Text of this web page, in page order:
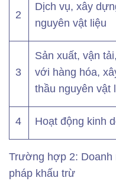
2
Dịch vụ, xây
nguyên vật liệu
3
Sản xuất, vận
với hàng hóa,
thầu nguyên vật
4 Hoạt động kinh
Trường hợp 2: Doanh
pháp khấu trừ